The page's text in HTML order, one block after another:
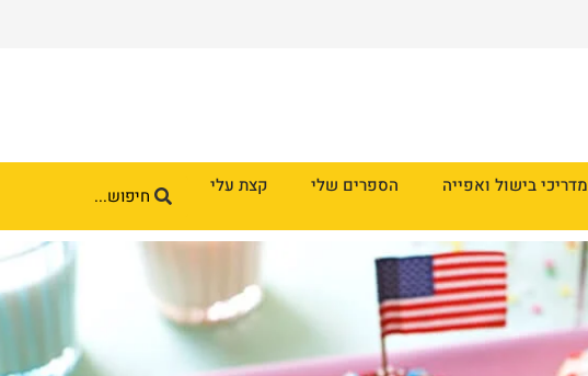
מדריכי בישול ואפייה הספרים שלי קצת עלי